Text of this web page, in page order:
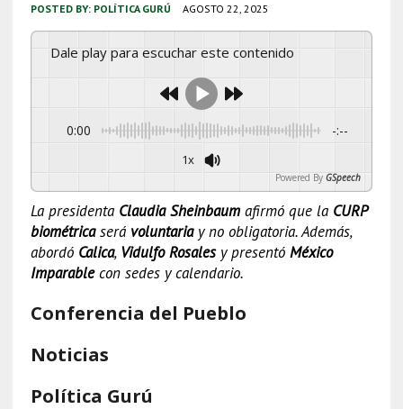
POSTED BY: POLÍTICA GURÚ AGOSTO 22, 2025
Dale play para escuchar este contenido
0:00 -:--
1x
Powered By GSpeech
La presidenta Claudia Sheinbaumafirmó que la CURP
biométricaserá voluntariay no obligatoria. Además,
abordó Calica, Vidulfo Rosalesy presentó México
Imparablecon sedes y calendario.
Conferencia del Pueblo
Noticias
Política Gurú